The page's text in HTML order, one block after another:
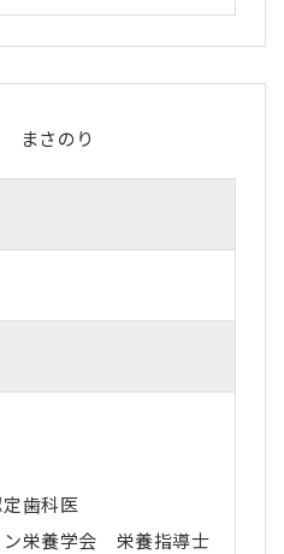
まさのり
歯科医
ン栄養学会 栄養指導士